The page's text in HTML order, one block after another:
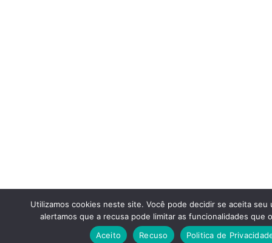
Utilizamos cookies neste site. Você pode decidir se aceita seu
alertamos que a recusa pode limitar as funcionalidades que
Aceito
Recuso Politica de